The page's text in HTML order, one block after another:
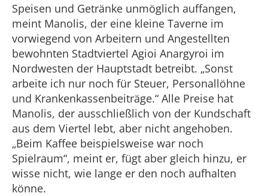
Speisen und Getränke unmöglich auffangen,
meint Manolis, der eine kleine Taverne im
vorwiegend von Arbeitern und Angestellten
bewohnten Stadtviertel Agioi Anargyroi im
Nordwesten der Hauptstadt betreibt. „Sonst
arbeite ich nur noch für Steuer, Personallöhne
und Krankenkassenbeiträge.“ Alle Preise hat
Manolis, der ausschließlich von der Kundschaft
aus dem Viertel lebt, aber nicht angehoben.
„Beim Kaffee beispielsweise war noch
Spielraum“, meint er, fügt aber gleich hinzu, er
wisse nicht, wie lange er den noch aufhalten
könne.